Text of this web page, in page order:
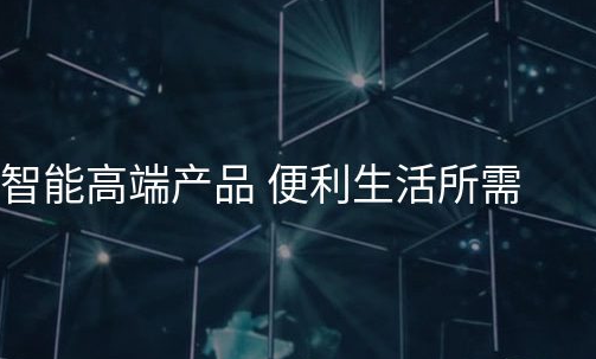
智能高端产品 便利生活所需